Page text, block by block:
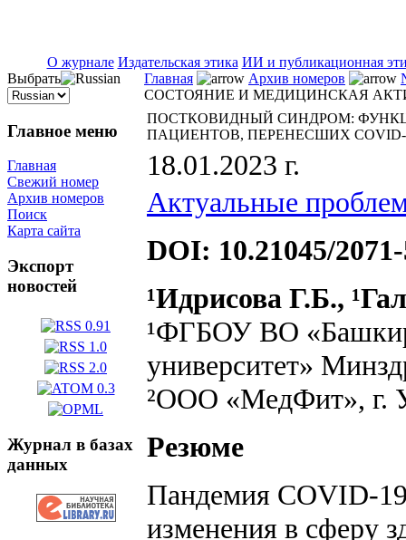
О журнале Издательская этика ИИ и публикационная
Выбрать
Главное меню
Главная
Свежий номер
Архив номеров
Поиск
Карта сайта
Экспорт
новостей
Журнал в базах
данных
Главная Архив номеров
СОСТОЯНИЕ И МЕДИЦИНСКАЯ
ПОСТКОВИДНЫЙ СИНДРОМ:
ПАЦИЕНТОВ, ПЕРЕНЕСШИХ COVID-
18.01.2023 г.
Актуальные
DOI: 10.21045/
¹Идрисова Г.Б.,
¹ФГБОУ ВО
университет»
²ООО «МедФит», г.
Резюме
Пандемия COVID-
изменения в сферу